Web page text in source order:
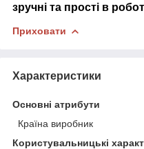
зручні та прості в
Приховати
Характеристики
Основні атрибути
Країна виробник
Користувальницькі